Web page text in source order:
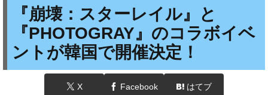
『崩壊：スターレイル』と
『PHOTOGRAY』のコラボイベ
ントが韓国で開催決定！
X Facebook はてブ